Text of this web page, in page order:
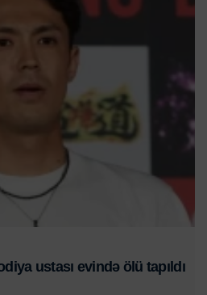
ustası evində ölü tapıldı